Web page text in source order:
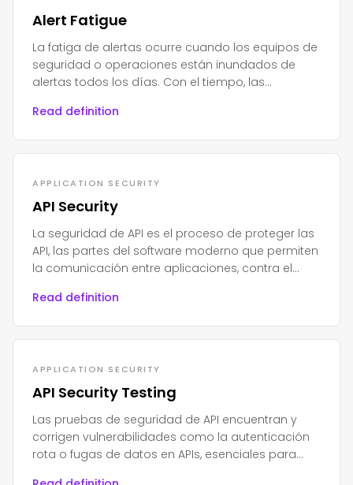
Alert Fatigue
La fatiga de alertas ocurre cuando los equipos de
seguridad o operaciones están inundados de
alertas todos los días. Con el tiempo, las
ignorarlas.
Read definition
APPLICATION SECURITY
API Security
La seguridad de API es el proceso de proteger las
API, las partes del software moderno que permiten
la comunicación entre aplicaciones, contra el
Read definition
APPLICATION SECURITY
API Security Testing
Las pruebas de seguridad de API encuentran y
corrigen vulnerabilidades como la autenticación
rota o fugas de datos en APIs, esenciales para